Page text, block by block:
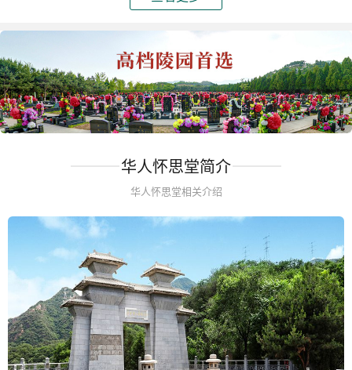
华人怀思堂简介
华人怀思堂相关介绍